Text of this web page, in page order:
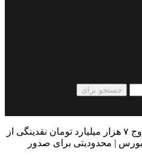
جستجو برای
خروج ۷ هزار میلیارد تومان نقدینگی از
| محدودیتی برای صدور